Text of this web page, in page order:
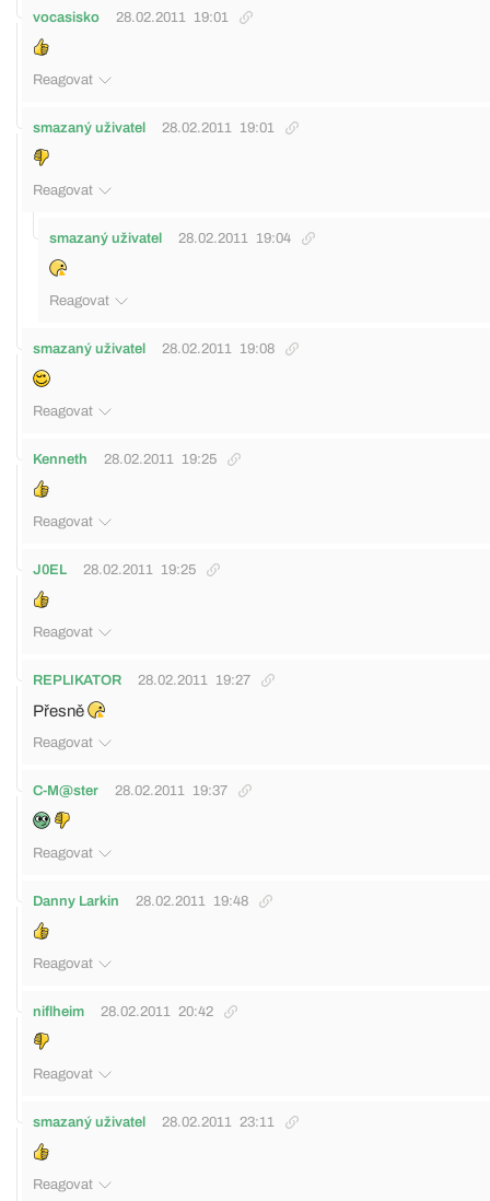
vocasisko 28.02.2011 19:01
Reagovat
smazaný uživatel 28.02.2011 19:01
Reagovat
smazaný uživatel 28.02.2011 19:04
Reagovat
smazaný uživatel 28.02.2011 19:08
Reagovat
Kenneth 28.02.2011 19:25
Reagovat
J0EL 28.02.2011 19:25
Reagovat
REPLIKATOR 28.02.2011 19:27
Přesně
Reagovat
C-M@ster 28.02.2011 19:37
Reagovat
Danny Larkin 28.02.2011 19:48
Reagovat
niflheim 28.02.2011 20:42
Reagovat
smazaný uživatel 28.02.2011 23:11
Reagovat